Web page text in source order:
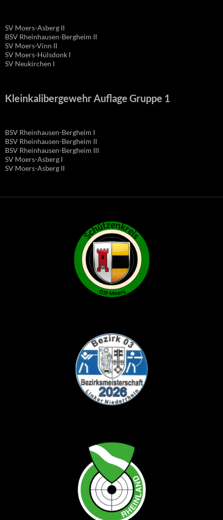
SV Moers-Asberg II
BSV Rheinhausen-Bergheim II
SV Moers-Vinn II
SV Moers-Hülsdonk I
SV Neukirchen I
Kleinkalibergewehr Auflage Gruppe 1
BSV Rheinhausen-Bergheim I
BSV Rheinhausen-Bergheim II
BSV Rheinhausen-Bergheim III
SV Moers-Asberg I
SV Moers-Asberg II